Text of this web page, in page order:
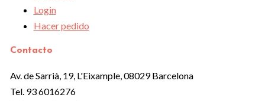
Login
Hacer pedido
Contacto
Av. de Sarrià, 19, L'Eixample, 08029 Barcelona
Tel. 93 6016276